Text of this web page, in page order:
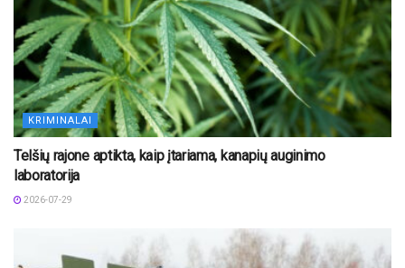
KRIMINALAI
Telšių rajone aptikta, kaip įtariama, kanapių auginimo
laboratorija
2026-07-29